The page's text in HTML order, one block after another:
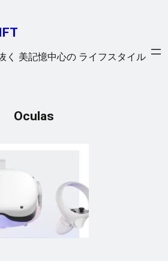
く 美記憶中心の ライフスタイル
Oculas